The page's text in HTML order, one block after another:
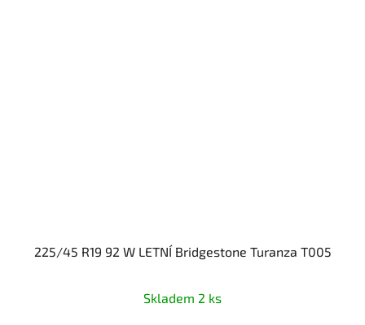
225/45 R19 92 W LETNÍ Bridgestone Turanza T005
Skladem 2 ks